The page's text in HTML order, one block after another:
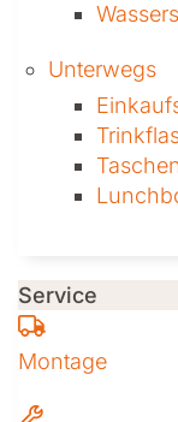
Unterwegs
Service
Montage